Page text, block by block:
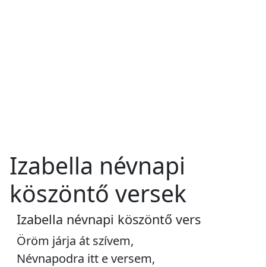
Izabella névnapi
köszöntő versek
Izabella névnapi köszöntő vers
Öröm járja át szívem,
Névnapodra itt e versem,